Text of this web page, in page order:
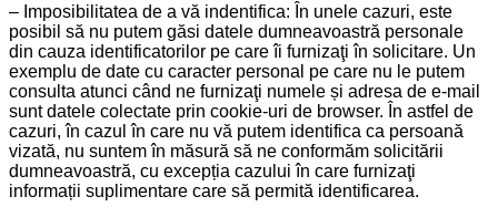
– Imposibilitatea de a vă indentifica: În unele cazuri, este
posibil să nu putem găsi datele dumneavoastră personale
din cauza identificatorilor pe care îi furnizaţi în solicitare. Un
exemplu de date cu caracter personal pe care nu le putem
consulta atunci când ne furnizaţi numele și adresa de e-mail
sunt datele colectate prin cookie-uri de browser. În astfel de
cazuri, în cazul în care nu vă putem identifica ca persoană
vizată, nu suntem în măsură să ne conformăm solicitării
dumneavoastră, cu excepția cazului în care furnizaţi
informații suplimentare care să permită identificarea.